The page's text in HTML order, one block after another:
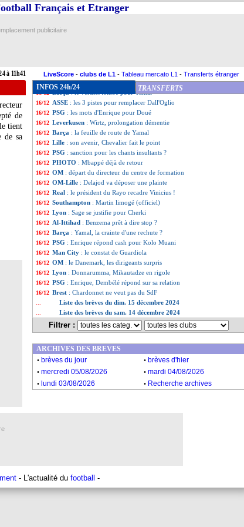
à 11h41
Français et Etranger
publicitaire
LiveScore - clubs de L1 - Tableau mercato L1 - Transferts étranger
de
tient
de sa
INFOS 24h/24 TRANSFERTS
16/12 OM: Hasni nommé au centre de formation (off.)
16/12 Lyon: L. Chevalier - "Cherki, c'est top 3"
16/12 Barça
16/12 PSG: Enrique reste flou sur Kimpembe
16/12 Milan: Maignan, les détails de sa prolongation
: le verdict tombe pour Yamal
16/12 ASSE : les 3 pistes pour remplacer Dall'Oglio
16/12 PSG : les mots d'Enrique pour Doué
16/12 Leverkusen : Wirtz, prolongation démentie
16/12 Barça : la feuille de route de Yamal
16/12 Lille : son avenir, Chevalier fait le point
16/12 PSG : sanction pour les chants insultants ?
16/12 PHOTO : Mbappé déjà de retour
16/12 OM : départ du directeur du centre de formation
16/12 OM-Lille : Delajod va déposer une plainte
16/12 Real : le président du Rayo recadre Vinicius !
16/12 Southampton : Martin limogé (officiel)
16/12 Lyon : Sage se justifie pour Cherki
16/12 Al-Ittihad : Benzema prêt à dire stop ?
16/12 Barça : Yamal, la crainte d'une rechute ?
16/12 PSG : Enrique répond cash pour Kolo Muani
16/12 Man City : le constat de Guardiola
16/12 OM : le Danemark, les dirigeants surpris
16/12 Lyon : Donnarumma, Mikautadze en rigole
16/12 PSG : Enrique, Dembélé répond sur sa relation
16/12 Brest : Chardonnet ne veut pas du SdF
Liste des brèves du dim. 15 décembre 2024
Liste des brèves du sam. 14 décembre 2024
Filtrer :
ARCHIVES DES BREVES
. brèves du jour . brèves d'hier
. mercredi 05/08/2026 . mardi 04/08/2026
. lundi 03/08/2026 . Recherche archives
- L'actualité du football -